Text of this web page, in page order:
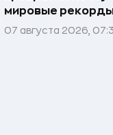
мировые рекорды
07 августа 2026,